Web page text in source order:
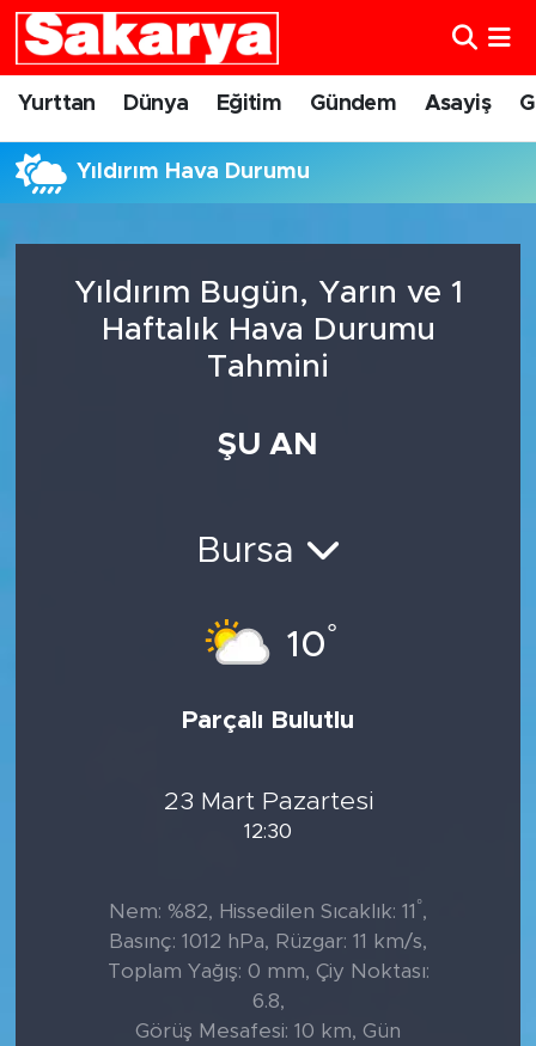
Yurttan Dünya Eğitim Gündem Asayiş
Yıldırım Hava Durumu
Yıldırım Bugün, Yarın ve 1
Haftalık Hava Durumu
Tahmini
ŞU AN
Bursa
10°
Parçalı Bulutlu
23 Mart Pazartesi
12:30
Nem: %82, Hissedilen Sıcaklık: 11 °,
Basınç: 1012 hPa, Rüzgar: 11 km/s,
Toplam Yağış: 0 mm, Çiy Noktası:
6.8,
Görüş Mesafesi: 10 km, Gün
Yurttan
Eskişehirspor
Eskişehir Nöbetçi Eczaneler
Süper Lig Puan Durumu ve Fikstür
Son Dakika Haberleri